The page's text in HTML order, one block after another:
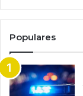
Populares